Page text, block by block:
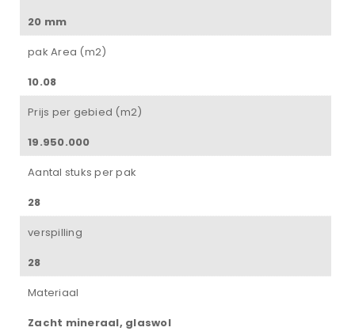
20 mm
pak Area (m2)
10.08
Prijs per gebied (m2)
19.950.000
Aantal stuks per pak
28
verspilling
28
Materiaal
Zacht mineraal, glaswol